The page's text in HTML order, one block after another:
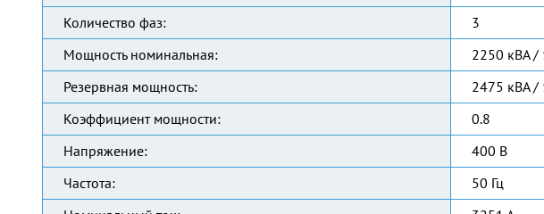
Количество фаз:
3
Мощность номинальная:
2250 кВА /
Резервная мощность:
2475 кВА /
Коэффициент мощности:
0.8
Напряжение:
400 В
Частота:
50 Гц